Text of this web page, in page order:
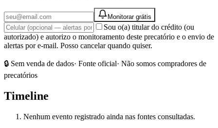
Monitorar grátis
Sou o(a) titular do crédito (ou
autorizado) e autorizo o monitoramento deste precatório e o envio de
alertas por e-mail. Posso cancelar quando quiser.
🔒 Sem venda de dados· Fonte oficial· Não somos compradores de
precatórios
Timeline
Nenhum evento registrado ainda nas fontes consultadas.